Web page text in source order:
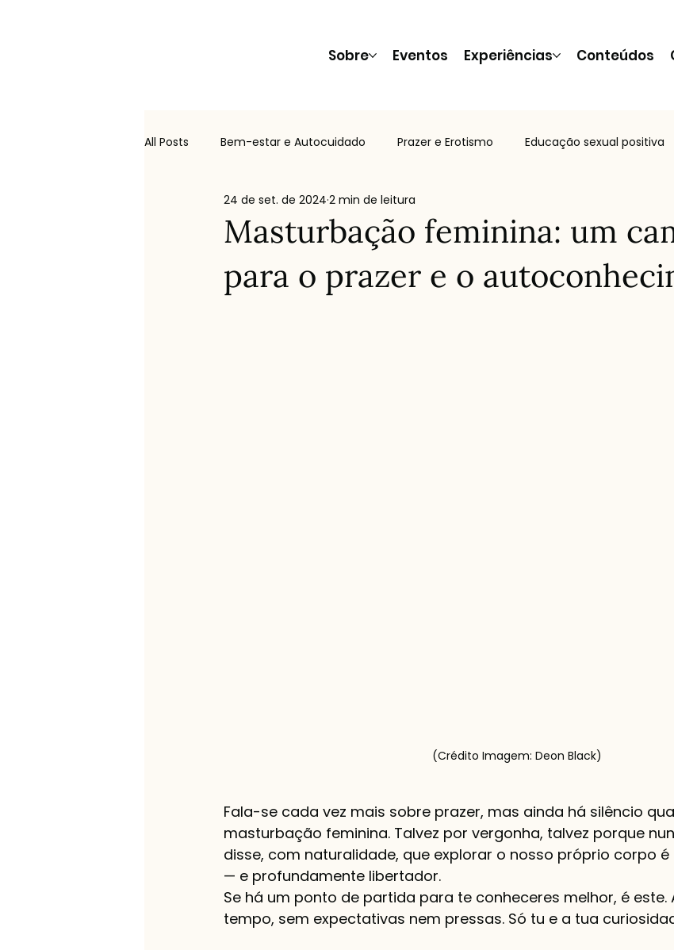
Sobre Eventos Experiências Conteúdos
All Posts Bem-estar e Autocuidado Prazer e Erotismo Educação sexual positiva
Entre medos e mitos Produtos e dicas
Masturbação feminina: um
para o prazer e o
24 de set. de 2024 2 min de leitura
(Crédito Imagem: Deon Black)
Fala-se cada vez mais sobre prazer, mas ainda há silêncio
masturbação feminina. Talvez por vergonha, talvez porque
disse, com naturalidade, que explorar o nosso próprio corpo é
— e profundamente libertador.
Se há um ponto de partida para te conheceres melhor, é este.
tempo, sem expectativas nem pressas. Só tu e a tua